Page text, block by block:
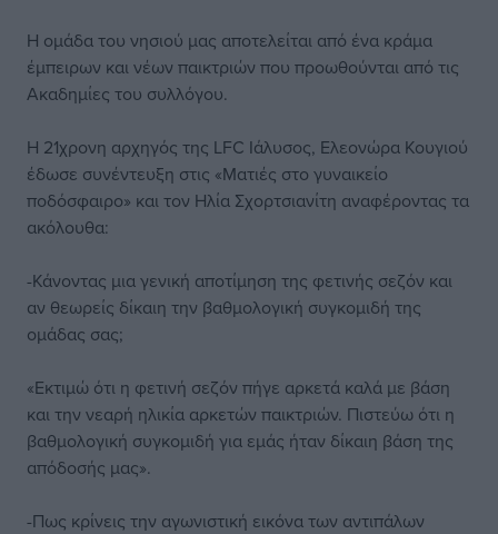
Η ομάδα του νησιού μας αποτελείται από ένα κράμα
έμπειρων και νέων παικτριών που προωθούνται από τις
Ακαδημίες του συλλόγου.
Η 21χρονη αρχηγός της LFC Ιάλυσος, Ελεονώρα Κουγιού
έδωσε συνέντευξη στις «Ματιές στο γυναικείο
ποδόσφαιρο» και τον Ηλία Σχορτσιανίτη αναφέροντας τα
ακόλουθα:
-Κάνοντας μια γενική αποτίμηση της φετινής σεζόν και
αν θεωρείς δίκαιη την βαθμολογική συγκομιδή της
ομάδας σας;
«Εκτιμώ ότι η φετινή σεζόν πήγε αρκετά καλά με βάση
και την νεαρή ηλικία αρκετών παικτριών. Πιστεύω ότι η
βαθμολογική συγκομιδή για εμάς ήταν δίκαιη βάση της
απόδοσής μας».
-Πως κρίνεις την αγωνιστική εικόνα των αντιπάλων